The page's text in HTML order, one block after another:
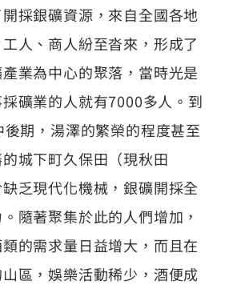
採銀礦資源，來自全國各地
人、商人紛至沓來，形成了
業為中心的聚落，當時光是
礦業的人就有7000多人。到
期，湯澤的繁榮的程度甚至
城下町久保田（現秋田
乏現代化機械，銀礦開採全
隨著聚集於此的人們增加，
的需求量日益增大，而且在
區，娛樂活動稀少，酒便成